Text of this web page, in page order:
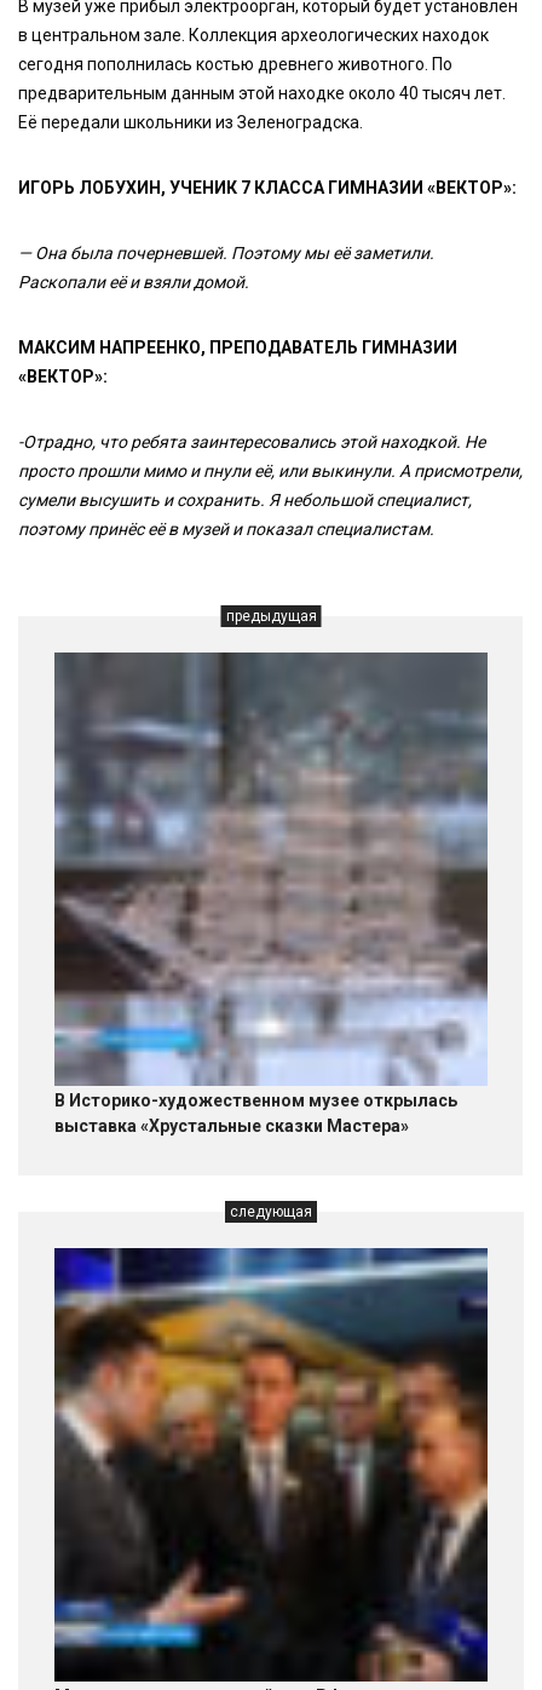
В музей уже прибыл электроорган, который будет установлен
в центральном зале. Коллекция археологических находок
сегодня пополнилась костью древнего животного. По
предварительным данным этой находке около 40 тысяч лет.
Её передали школьники из Зеленоградска.
ИГОРЬ ЛОБУХИН, УЧЕНИК 7 КЛАССА ГИМНАЗИИ «ВЕКТОР»:
— Она была почерневшей. Поэтому мы её заметили.
Раскопали её и взяли домой.
МАКСИМ НАПРЕЕНКО, ПРЕПОДАВАТЕЛЬ ГИМНАЗИИ
«ВЕКТОР»:
-Отрадно, что ребята заинтересовались этой находкой. Не
просто прошли мимо и пнули её, или выкинули. А присмотрели,
сумели высушить и сохранить. Я небольшой специалист,
поэтому принёс её в музей и показал специалистам.
предыдущая
В Историко-художественном музее открылась
выставка «Хрустальные сказки Мастера»
следующая